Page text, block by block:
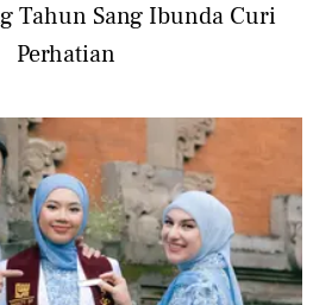
Tahun Sang Ibunda Curi
Perhatian